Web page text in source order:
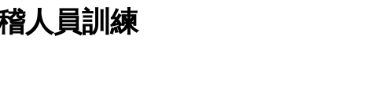
人員訓練